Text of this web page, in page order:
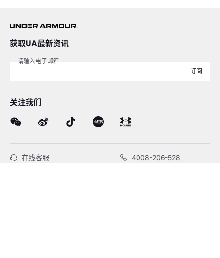
获取UA最新资讯
请输入电子邮箱
订阅
关注我们
在线客服 4008-206-528